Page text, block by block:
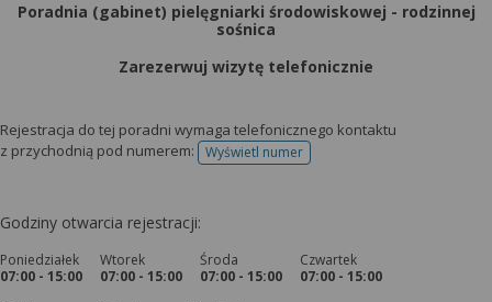
Poradnia (gabinet) pielęgniarki środowiskowej - rodzinnej
sośnica
Zarezerwuj wizytę telefonicznie
Rejestracja do tej poradni wymaga telefonicznego kontaktu
z przychodnią pod numerem:
Wyświetl numertelefonu do rejestracji
Godziny otwarcia rejestracji:
Poniedziałek
07:00 - 15:00
Wtorek
07:00 - 15:00
Środa
07:00 - 15:00
Czwartek
07:00 - 15:00